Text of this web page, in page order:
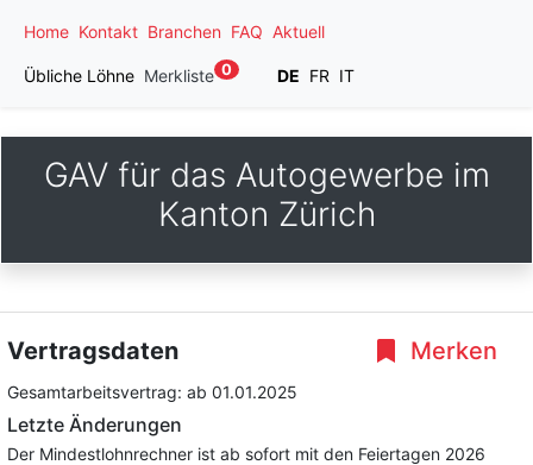
Home Kontakt Branchen FAQ Aktuell
Übliche Löhne Merkliste 0 DE FR IT
GAV für das Autogewerbe im
Kanton Zürich
Merken
Vertragsdaten
Gesamtarbeitsvertrag: ab 01.01.2025
Letzte Änderungen
Der Mindestlohnrechner ist ab sofort mit den Feiertagen 2026